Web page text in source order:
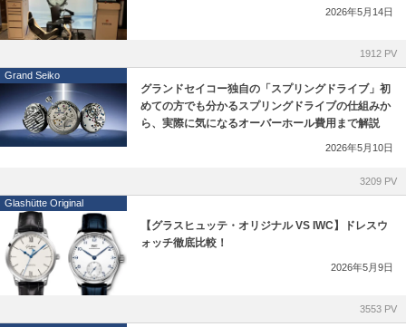
2026年5月14日
1912 PV
Grand Seiko
グランドセイコー独自の「スプリングドライブ」初
めての方でも分かるスプリングドライブの仕組みか
ら、実際に気になるオーバーホール費用まで解説
2026年5月10日
3209 PV
Glashütte Original
【グラスヒュッテ・オリジナル VS IWC】ドレスウ
ォッチ徹底比較！
2026年5月9日
3553 PV